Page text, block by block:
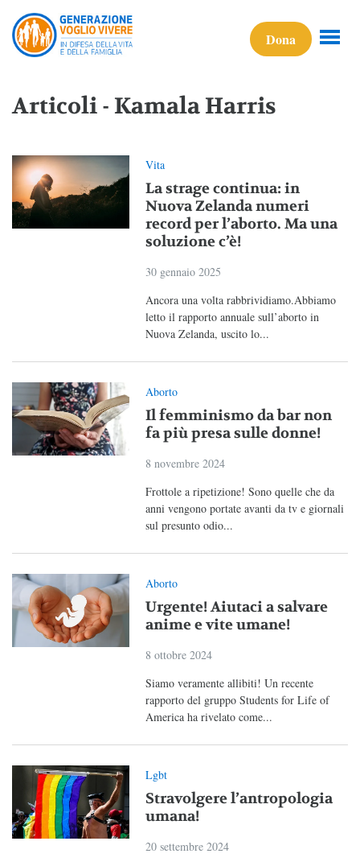
Dona
Articoli - Kamala Harris
Vita
La strage continua: in
Nuova Zelanda numeri
record per l’aborto. Ma una
soluzione c’è!
30 gennaio 2025
Ancora una volta rabbrividiamo.Abbiamo
letto il rapporto annuale sull’aborto in
Nuova Zelanda, uscito lo...
Aborto
Il femminismo da bar non
fa più presa sulle donne!
8 novembre 2024
Frottole a ripetizione! Sono quelle che da
anni vengono portate avanti da tv e giornali
sul presunto odio...
Aborto
Urgente! Aiutaci a salvare
anime e vite umane!
8 ottobre 2024
Siamo veramente allibiti! Un recente
rapporto del gruppo Students for Life of
America ha rivelato come...
Lgbt
Stravolgere l’antropologia
umana!
20 settembre 2024